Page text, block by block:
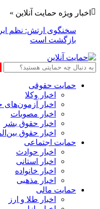
اخبار ویژه حمایت آنلاین »
سخنگوی ارتش: نظم
بازگشت است
حمایت حقوقی
اخبار وکلا
اخبار
اخبار مصوبات
اخبار حقوق بشر
اخبار حقوق
حمایت اجتماعی
اخبار حوادث
اخبار استانی
اخبار خانواده
اخبار مذهبی
حمایت مالی
اخبار طلا و ارز